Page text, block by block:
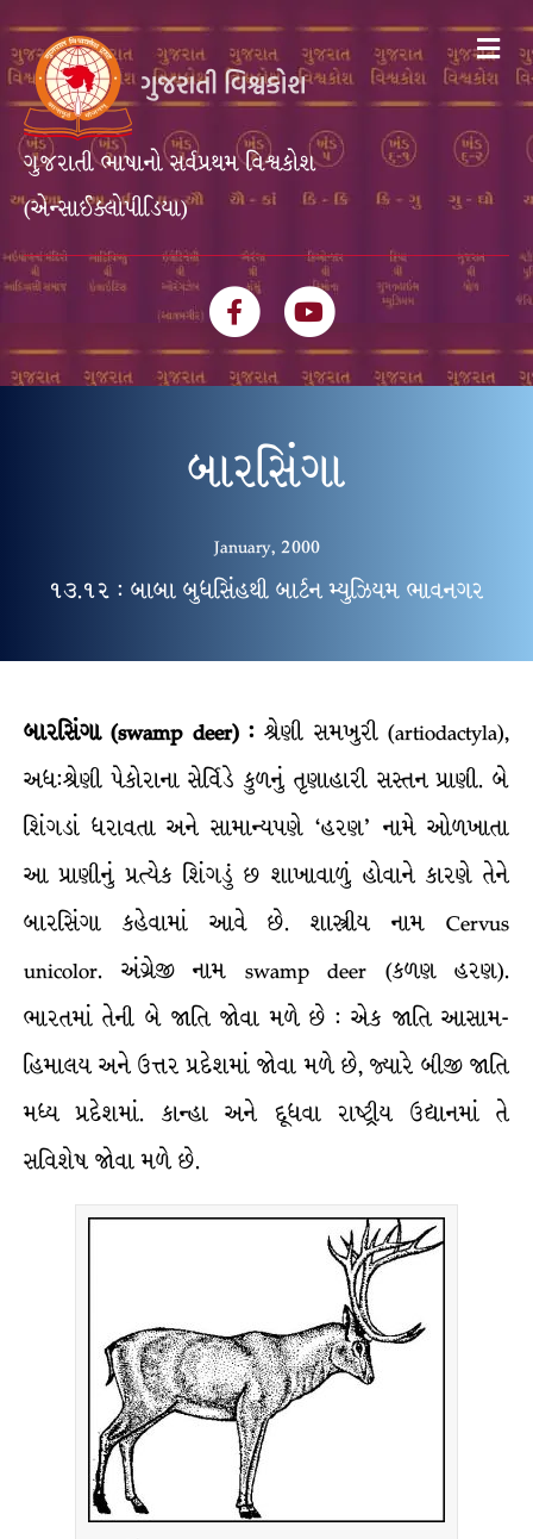
ગુજરાતી ભાષાનો સર્વપ્રથમ વિશ્વકોશ
(એન્સાઈક્લોપીડિયા)
FacebookYoutube
બારસિંગા
January, 2000
૧૩.૧૨ : બાબા બુધસિંહથી બાર્ટન મ્યુઝિયમ ભાવનગર
બારસિંગા (swamp deer) : શ્રેણી સમખુરી (artiodactyla),
અધ:શ્રેણી પેકોરાના સેર્વિડે કુળનું તૃણાહારી સસ્તન પ્રાણી. બે
શિંગડાં ધરાવતા અને સામાન્યપણે ‘હરણ’ નામે ઓળખાતા
આ પ્રાણીનું પ્રત્યેક શિંગડું છ શાખાવાળું હોવાને કારણે તેને
બારસિંગા કહેવામાં આવે છે. શાસ્ત્રીય નામ Cervus
unicolor. અંગ્રેજી નામ swamp deer (કળણ હરણ).
ભારતમાં તેની બે જાતિ જોવા મળે છે : એક જાતિ આસામ-
હિમાલય અને ઉત્તર પ્રદેશમાં જોવા મળે છે, જ્યારે બીજી જાતિ
મધ્ય પ્રદેશમાં. કાન્હા અને દૂધવા રાષ્ટ્રીય ઉદ્યાનમાં તે
સવિશેષ જોવા મળે છે.